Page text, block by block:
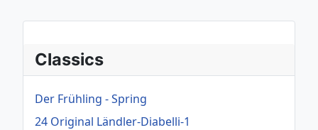
Classics
Der Frühling - Spring
24 Original Ländler-Diabelli-1